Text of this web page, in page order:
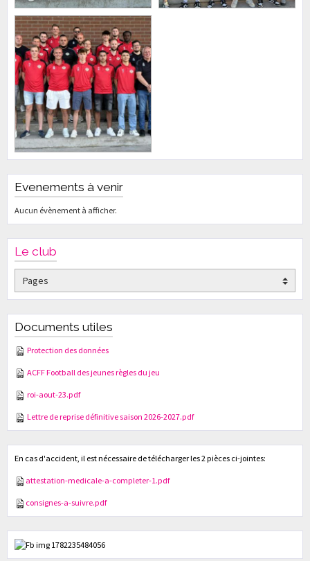
Evenements à venir
Aucun évènement à afficher.
Le club
Documents utiles
Protection des données
ACFF Football des jeunes règles du jeu
roi-aout-23.pdf
Lettre de reprise définitive saison 2026-2027.pdf
En cas d'accident, il est nécessaire de télécharger les 2 pièces ci-jointes:
attestation-medicale-a-completer-1.pdf
consignes-a-suivre.pdf